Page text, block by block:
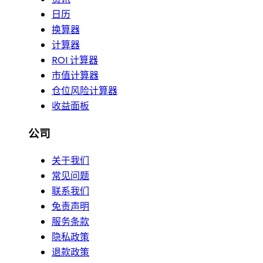
日历
换算器
计算器
ROI 计算器
市值计算器
仓位风险计算器
收益面板
公司
关于我们
常见问题
联系我们
免责声明
服务条款
隐私政策
退款政策